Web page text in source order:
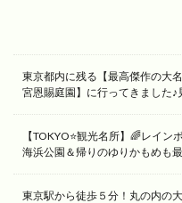
東京都内に残る【最高傑作の大
宮恩賜庭園】に行ってきました♪
【TOKYO⭐️観光名所】🌈レイ
海浜公園＆帰りのゆりかもめも
東京駅から徒歩５分！丸の内の